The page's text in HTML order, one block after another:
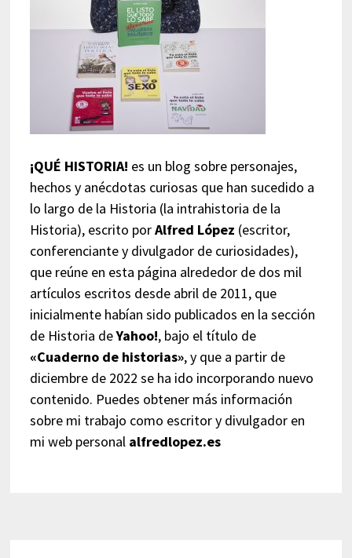
¡QUÉ HISTORIA! es un blog sobre personajes,
hechos y anécdotas curiosas que han sucedido a
lo largo de la Historia (la intrahistoria de la
Historia), escrito porAlfred López (escritor,
conferenciante y divulgador de curiosidades),
que reúne en esta página alrededor de dos mil
artículos escritos desde abril de 2011, que
inicialmente habían sido publicados en la sección
de Historia deYahoo!, bajo el título de
«Cuaderno de historias», y que a partir de
diciembre de 2022 se ha ido incorporando nuevo
contenido. Puedes obtener más información
sobre mi trabajo como escritor y divulgador en
mi web personal alfredlopez.es